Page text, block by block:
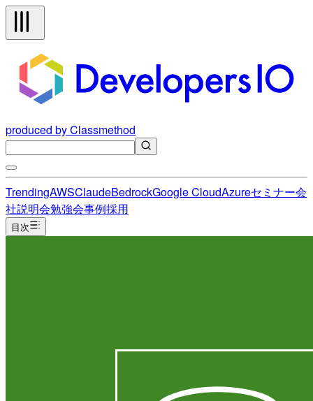
produced by Classmethod
TrendingAWSClaudeBedrockGoogle CloudAzureセミナー会
社説明会勉強会事例採用
目次